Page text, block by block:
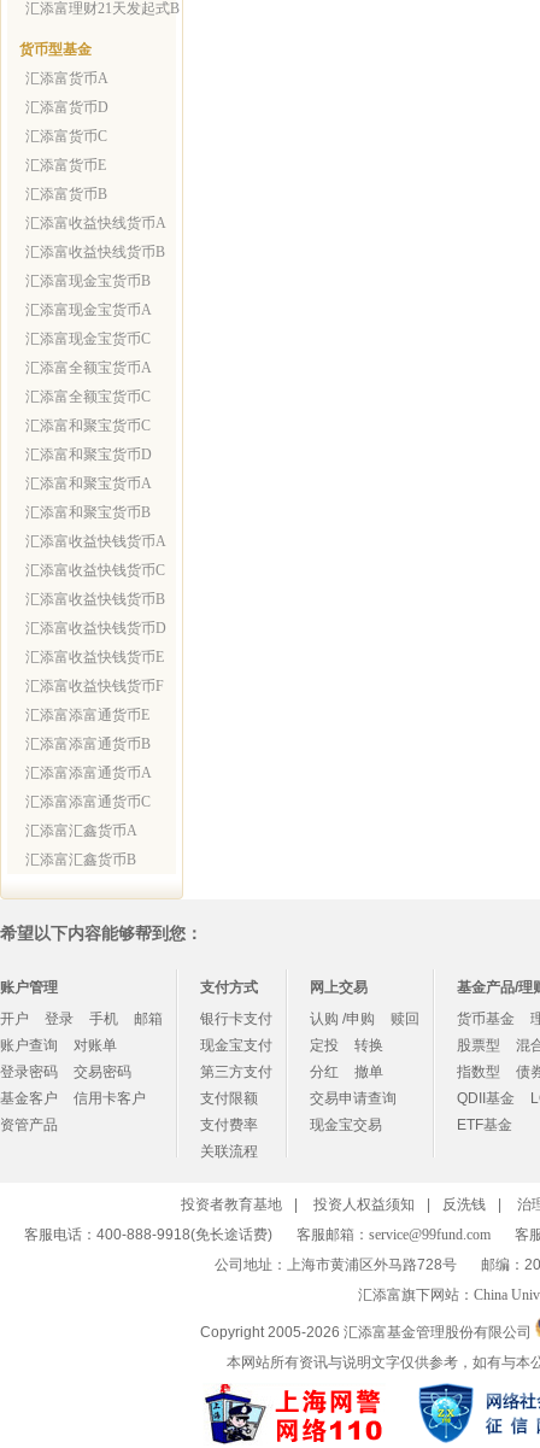
汇添富理财21天发起式B
货币型基金
汇添富货币A
汇添富货币D
汇添富货币C
汇添富货币E
汇添富货币B
汇添富收益快线货币A
汇添富收益快线货币B
汇添富现金宝货币B
汇添富现金宝货币A
汇添富现金宝货币C
汇添富全额宝货币A
汇添富全额宝货币C
汇添富和聚宝货币C
汇添富和聚宝货币D
汇添富和聚宝货币A
汇添富和聚宝货币B
汇添富收益快钱货币A
汇添富收益快钱货币C
汇添富收益快钱货币B
汇添富收益快钱货币D
汇添富收益快钱货币E
汇添富收益快钱货币F
汇添富添富通货币E
汇添富添富通货币B
汇添富添富通货币A
汇添富添富通货币C
汇添富汇鑫货币A
汇添富汇鑫货币B
希望以下内容能够帮到您：
账户管理
开户
登录 手机
邮箱
账户查询
对账单
登录密码
交易密码
基金客户
信用卡客户
资管产品
支付方式
银行卡支付
现金宝支付
第三方支付
支付限额
支付费率
关联流程
网上交易
认购 /申购
赎回
定投
转换
分红
撤单
交易申请查询
现金宝交易
基金产品/理
货币基金
股票型
混
指数型
债
QDII基金
ETF基金
投资者教育基地 投资人权益须知 反洗钱
治
客服电话：400-888-9918(免长途话费)
客服邮箱： service@99fund.com
客
公司地址：上海市黄浦区外马路728号
邮编：
汇添富旗下网站： China
Copyright 2005-2026 汇添富基金管理股份有限公司
本网站所有资讯与说明文字仅供参考，如有与本